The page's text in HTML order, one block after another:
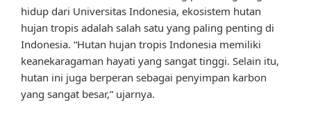
hidup dari Universitas Indonesia, ekosistem hutan
hujan tropis adalah salah satu yang paling penting di
Indonesia. “Hutan hujan tropis Indonesia memiliki
keanekaragaman hayati yang sangat tinggi. Selain itu,
hutan ini juga berperan sebagai penyimpan karbon
yang sangat besar,” ujarnya.